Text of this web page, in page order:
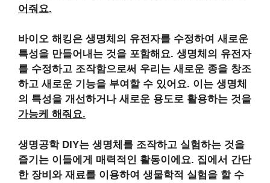
어줘요.
바이오 해킹은 생명체의 유전자를 수정하여 새로운
특성을 만들어내는 것을 포함해요. 생명체의 유전자
를 수정하고 조작함으로써 우리는 새로운 종을 창조
하고 새로운 기능을 부여할 수 있어요. 이는 생명체
의 특성을 개선하거나 새로운 용도로 활용하는 것을
가능케 해줘요.
생명공학 DIY는 생명체를 조작하고 실험하는 것을
즐기는 이들에게 매력적인 활동이에요. 집에서 간단
한 장비와 재료를 이용하여 생물학적 실험을 할 수